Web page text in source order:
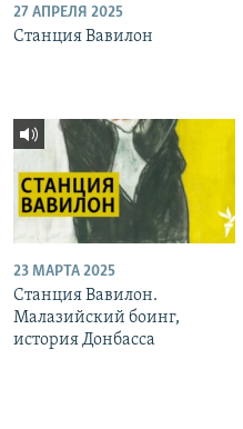
27 АПРЕЛЯ 2025
Станция Вавилон
23 МАРТА 2025
Станция Вавилон.
Малазийский боинг,
история Донбасса